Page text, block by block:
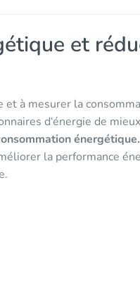
et
et à mesurer la
d‘énergie de mieux
énergétique.
la performance